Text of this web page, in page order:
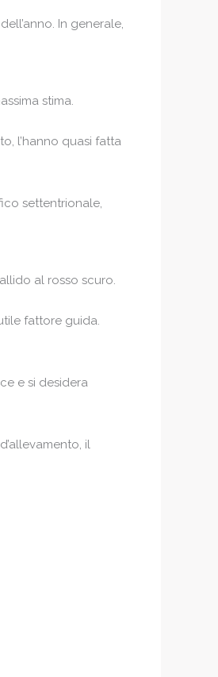
In generale,
stima.
l’hanno quasi fatta
settentrionale,
al rosso scuro.
fattore guida.
e si desidera
il